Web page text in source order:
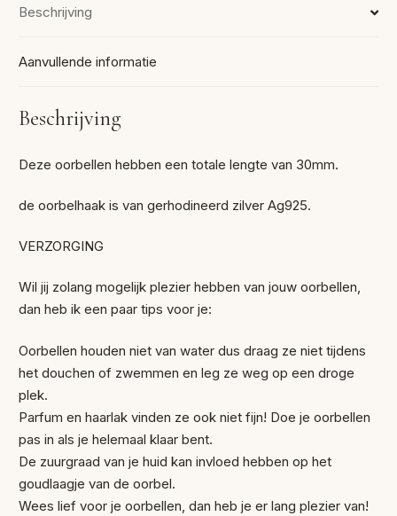
Beschrijving
Aanvullende informatie
Beschrijving
Deze oorbellen hebben een totale lengte van 30mm.
de oorbelhaak is van gerhodineerd zilver Ag925.
VERZORGING
Wil jij zolang mogelijk plezier hebben van jouw oorbellen,
dan heb ik een paar tips voor je:
Oorbellen houden niet van water dus draag ze niet tijdens
het douchen of zwemmen en leg ze weg op een droge
plek.
Parfum en haarlak vinden ze ook niet fijn! Doe je oorbellen
pas in als je helemaal klaar bent.
De zuurgraad van je huid kan invloed hebben op het
goudlaagje van de oorbel.
Wees lief voor je oorbellen, dan heb je er lang plezier van!